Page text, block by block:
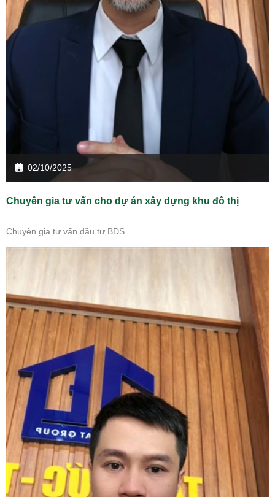
02/10/2025
Chuyên gia tư vấn cho dự án xây dựng khu đô thị
Chuyên gia tư vấn đầu tư BĐS